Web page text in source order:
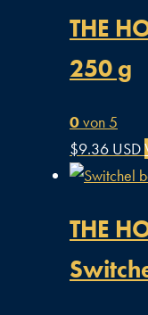
THE
250 g
0von 5
$9.36 USD
THE